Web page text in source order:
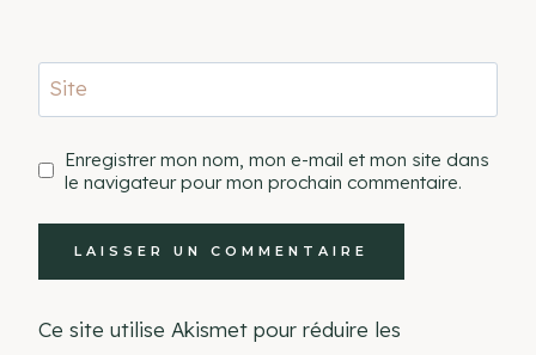
Site
Enregistrer mon nom, mon e-mail et mon site dans
le navigateur pour mon prochain commentaire.
Ce site utilise Akismet pour réduire les